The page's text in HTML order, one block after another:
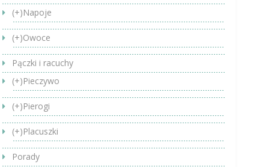
(+)Napoje
(+)Owoce
Pączki i racuchy
(+)Pieczywo
(+)Pierogi
(+)Placuszki
Porady